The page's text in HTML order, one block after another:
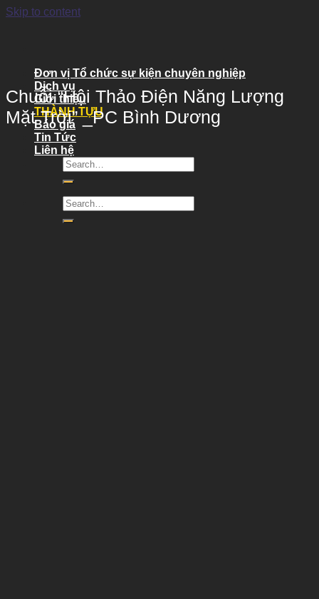
Skip to content
Đơn vị Tổ chức sự kiện chuyên nghiệp
Dịch vụ
Giới thiệu
THÀNH TỰU
Báo giá
Tin Tức
Liên hệ
Chuỗi “Hội Thảo Điện Năng Lượng
Mặt Trời” _PC Bình Dương